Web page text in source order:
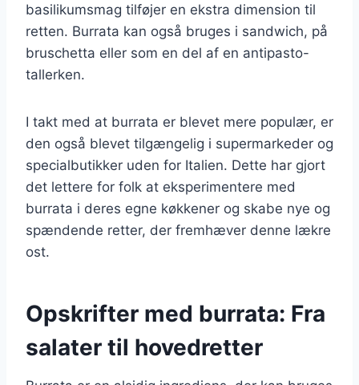
basilikumsmag tilføjer en ekstra dimension til
retten. Burrata kan også bruges i sandwich, på
bruschetta eller som en del af en antipasto-
tallerken.
I takt med at burrata er blevet mere populær, er
den også blevet tilgængelig i supermarkeder og
specialbutikker uden for Italien. Dette har gjort
det lettere for folk at eksperimentere med
burrata i deres egne køkkener og skabe nye og
spændende retter, der fremhæver denne lækre
ost.
Opskrifter med burrata: Fra
salater til hovedretter